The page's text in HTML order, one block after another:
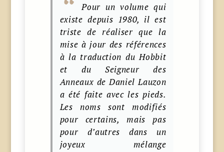
Pour un volume qui
existe depuis 1980, il est
triste de réaliser que la
mise à jour des références
à la traduction du Hobbit
et du Seigneur des
Anneaux de Daniel Lauzon
a été faite avec les pieds.
Les noms sont modifiés
pour certains, mais pas
pour d’autres dans un
joyeux mélange